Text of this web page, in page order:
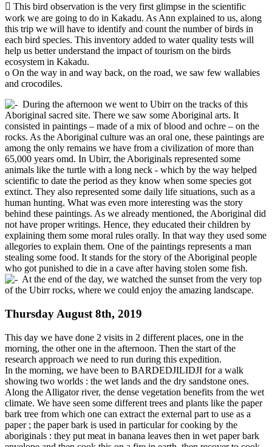
 This bird observation is the very first glimpse in the scientific
work we are going to do in Kakadu. As Ann explained to us, along
this trip we will have to identify and count the number of birds in
each bird species. This inventory added to water quality tests will
help us better understand the impact of tourism on the birds
ecosystem in Kakadu.
o On the way in and way back, on the road, we saw few wallabies
and crocodiles.
During the afternoon we went to Ubirr on the tracks of this
Aboriginal sacred site. There we saw some Aboriginal arts. It
consisted in paintings – made of a mix of blood and ochre – on the
rocks. As the Aboriginal culture was an oral one, these paintings are
among the only remains we have from a civilization of more than
65,000 years omd. In Ubirr, the Aboriginals represented some
animals like the turtle with a long neck - which by the way helped
scientific to date the period as they know when some species got
extinct. They also represented some daily life situations, such as a
human hunting. What was even more interesting was the story
behind these paintings. As we already mentioned, the Aboriginal did
not have proper writings. Hence, they educated their children by
explaining them some moral rules orally. In that way they used some
allegories to explain them. One of the paintings represents a man
stealing some food. It stands for the story of the Aboriginal people
who got punished to die in a cave after having stolen some fish.
At the end of the day, we watched the sunset from the very top
of the Ubirr rocks, where we could enjoy the amazing landscape.
Thursday August 8th, 2019
This day we have done 2 visits in 2 different places, one in the
morning, the other one in the afternoon. Then the start of the
research approach we need to run during this expedition.
In the morning, we have been to BARDEDJILIDJI for a walk
showing two worlds : the wet lands and the dry sandstone ones.
Along the Alligator river, the dense vegetation benefits from the wet
climate. We have seen some different trees and plants like the paper
bark tree from which one can extract the external part to use as a
paper ; the paper bark is used in particular for cooking by the
aboriginals : they put meat in banana leaves then in wet paper bark